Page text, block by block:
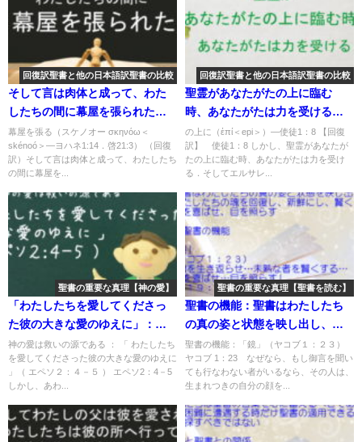
回復訳聖書と他の日本語訳聖書の比較
そして言は肉体と成って、わた
したちの間に幕屋を張られた：
回復訳聖書と他の日本語訳との
比較(11)
幕屋を張る（スケノオー σκηνόω＜
skénoó＞―ヨハネ1:14．啓21:3） （回復
訳）そして言は肉体と成って、わたしたち
の間に幕屋を...
回復訳聖書と他の日本語訳聖書の比較
聖霊があなたがたの上に臨む
時、あなたがたは力を受ける：
回復訳聖書と他の日本語訳との
比較(128)
の上に（ἐπί＜epi＞）―使徒1：8 【回復
訳】 使徒1：8 しかし、聖霊があなたが
たの上に臨む時、あなたがたは力を受け
る．そしてエルサレ...
聖書の重要な真理【神の愛】
「わたしたちを愛してくださっ
た彼の大きな愛のゆえに」：聖
書の重要な真理【神の愛―救い
の源】(２)
神の愛は救いの源である ： 「 わたしたち
を愛してくださった彼の大きな愛のゆえに
」（ エペソ２：４－５ ） エペソ2：4－5
しかし、あわ...
聖書の重要な真理【聖書を読む】
聖書の機能：聖書はわたしたち
の真の姿と状態を映し出し、わ
たしたちの魂を回復し、新鮮に
し、賢くし、心を喜ばせ、目を
照らす「鏡」「魂を生き返ら
喜ばせ…目を照らす」：聖書の
重要な真理【聖書を読む】(１５)
聖書の機能：「鏡」（ヤコブ１：２３）
ヤコブ 1：23 なぜなら、もし御言を聞い
ても行なわない者がいるなら、その人は、
生まれつきの自分の顔を...